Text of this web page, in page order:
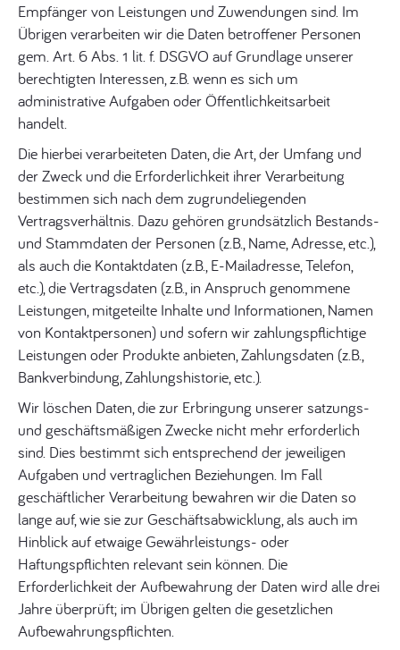
Empfänger von Leistungen und Zuwendungen sind. Im
Übrigen verarbeiten wir die Daten betroffener Personen
gem. Art. 6 Abs. 1 lit. f. DSGVO auf Grundlage unserer
berechtigten Interessen, z.B. wenn es sich um
administrative Aufgaben oder Öffentlichkeitsarbeit
handelt.
Die hierbei verarbeiteten Daten, die Art, der Umfang und
der Zweck und die Erforderlichkeit ihrer Verarbeitung
bestimmen sich nach dem zugrundeliegenden
Vertragsverhältnis. Dazu gehören grundsätzlich Bestands-
und Stammdaten der Personen (z.B., Name, Adresse, etc.),
als auch die Kontaktdaten (z.B., E-Mailadresse, Telefon,
etc.), die Vertragsdaten (z.B., in Anspruch genommene
Leistungen, mitgeteilte Inhalte und Informationen, Namen
von Kontaktpersonen) und sofern wir zahlungspflichtige
Leistungen oder Produkte anbieten, Zahlungsdaten (z.B.,
Bankverbindung, Zahlungshistorie, etc.).
Wir löschen Daten, die zur Erbringung unserer satzungs-
und geschäftsmäßigen Zwecke nicht mehr erforderlich
sind. Dies bestimmt sich entsprechend der jeweiligen
Aufgaben und vertraglichen Beziehungen. Im Fall
geschäftlicher Verarbeitung bewahren wir die Daten so
lange auf, wie sie zur Geschäftsabwicklung, als auch im
Hinblick auf etwaige Gewährleistungs- oder
Haftungspflichten relevant sein können. Die
Erforderlichkeit der Aufbewahrung der Daten wird alle drei
Jahre überprüft; im Übrigen gelten die gesetzlichen
Aufbewahrungspflichten.